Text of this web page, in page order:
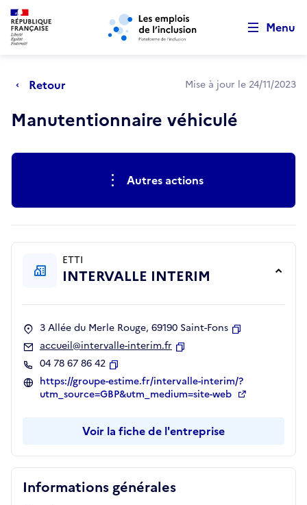
Aller au menu principal Aller au contenu principal
Menu
Retour Mise à jour le 24/11/2023
Manutentionnaire véhiculé
Actions rapidesAutres actions
Informations générales
ETTI
INTERVALLE INTERIM
3 Allée du Merle Rouge, 69190 Saint-Fons
accueil@intervalle-interim.fr
04 78 67 86 42
Copier
https://groupe-estime.fr/intervalle-interim/?
utm_source=GBP&utm_medium=site-web
Voir la fiche de l'entreprise
Retour au début de la page
Panneau de gestion des cookies